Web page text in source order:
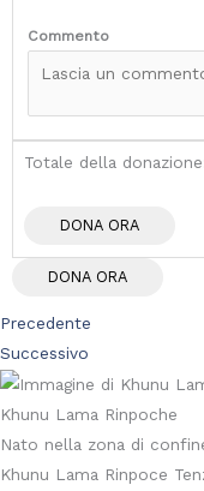
Commento
Totale della
DONA ORA
Precedente
Successivo
Khunu Lama Rinpoche
Nato nella zona di
Khunu Lama Rinpoce